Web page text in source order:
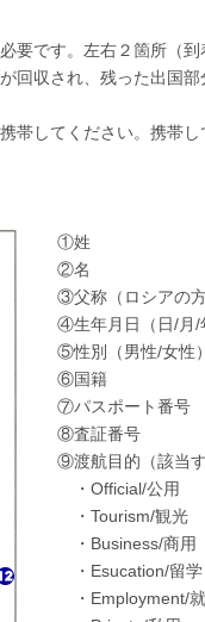
要です。左右２箇所（
回収され、残った出国
帯してください。携帯
①姓
②名
③父称（ロシアの
④生年月日（日/月/
⑤性別（男性/女性
⑥国籍
⑦パスポート番号
⑧査証番号
⑨渡航目的（該当
・Official/公用
・Tourism/観光
・Business/商用
・Esucation/留学
・Employment/